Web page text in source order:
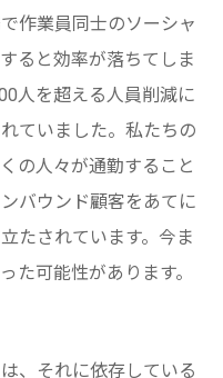
作業員同士のソーシャ
ると効率が落ちてしま
人を超える人員削減に
ていました。私たちの
の人々が通勤すること
バウンド顧客をあてに
たされています。今ま
た可能性があります。
、それに依存している